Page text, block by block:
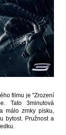
filmu je "Zrození
Tato 3minutová
málo zrnky písku,
bytost. Pružnost a